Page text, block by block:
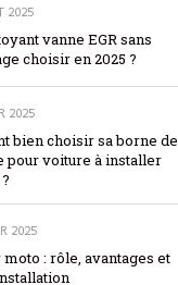
2025
vanne EGR sans
choisir en 2025 ?
2025
bien choisir sa borne de
pour voiture à installer
2025
: rôle, avantages et